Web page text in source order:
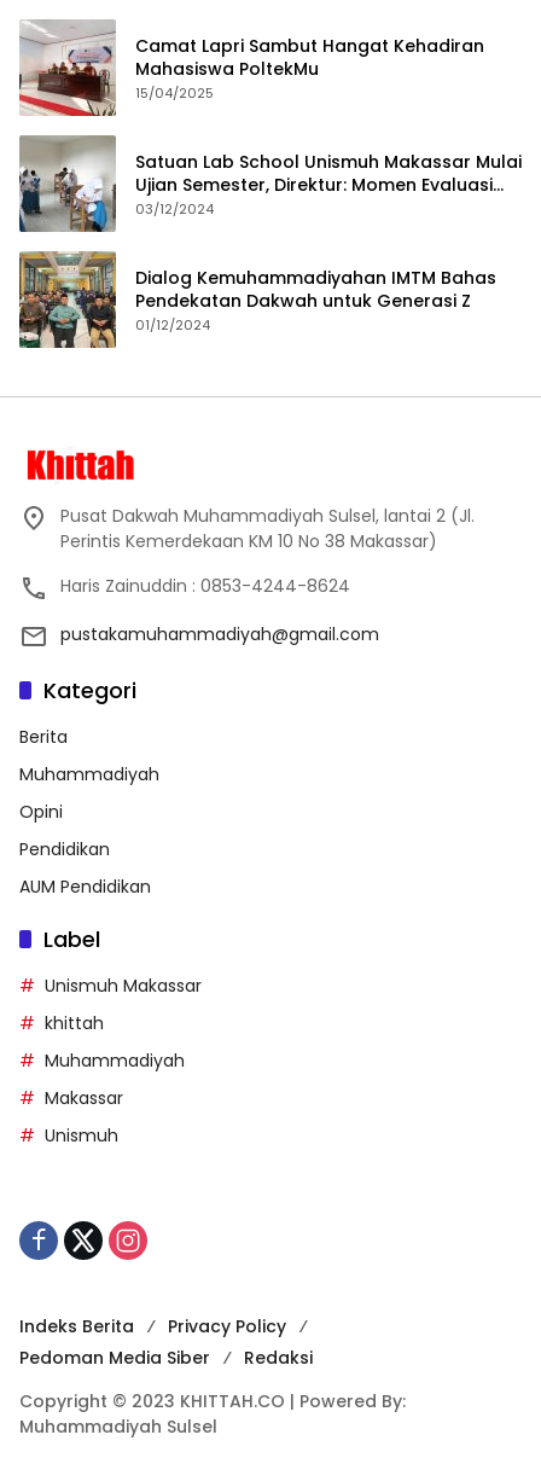
Camat Lapri Sambut Hangat Kehadiran
Mahasiswa PoltekMu
15/04/2025
Satuan Lab School Unismuh Makassar Mulai
Ujian Semester, Direktur: Momen Evaluasi
Proses Pembelajaran
03/12/2024
Dialog Kemuhammadiyahan IMTM Bahas
Pendekatan Dakwah untuk Generasi Z
01/12/2024
Pusat Dakwah Muhammadiyah Sulsel, lantai 2 (Jl.
Perintis Kemerdekaan KM 10 No 38 Makassar)
Haris Zainuddin : 0853-4244-8624
pustakamuhammadiyah@gmail.com
Kategori
Berita
Muhammadiyah
Opini
Pendidikan
AUM Pendidikan
Label
Unismuh Makassar
khittah
Muhammadiyah
Makassar
Unismuh
Indeks Berita
Privacy Policy
Pedoman Media Siber
Redaksi
Copyright © 2023 KHITTAH.CO | Powered By:
Muhammadiyah Sulsel